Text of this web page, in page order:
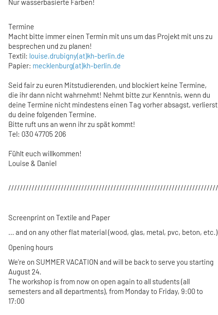
Termine
Macht bitte immer einen Termin mit uns um das Projekt mit uns zu
besprechen und zu planen!
Textil: louise.drubigny(at)kh-berlin.de
Papier: mecklenburg(at)kh-berlin.de
Seid fair zu euren Mitstudierenden, und blockiert keine Termine,
die ihr dann nicht wahrnehmt! Nehmt bitte zur Kenntnis, wenn du
deine Termine nicht mindestens einen Tag vorher absagst, verlierst
du deine folgenden Termine.
Bitte ruft uns an wenn ihr zu spät kommt!
Tel: 030 47705 206
Fühlt euch willkommen!
Louise & Daniel
Screenprint on Textile and Paper
... and on any other flat material (wood, glas, metal, pvc, beton, etc.)
Opening hours
We're on SUMMER VACATION and will be back to serve you starting
August 24.
The workshop is from now on open again to all students (all
semesters and all departments), from Monday to Friday, 9:00 to
17:00